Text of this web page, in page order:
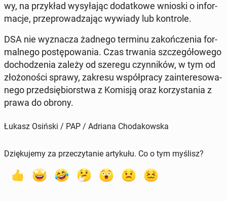
wy, na przy­kład wy­sy­ła­jąc do­dat­ko­we wnioski o in­for­
ma­cje, prze­pro­wa­dza­jąc wywiady lub kon­tro­le.
DSA nie wy­zna­cza żadnego terminu za­koń­cze­nia for­
mal­ne­go po­stę­po­wa­nia. Czas trwania szcze­gó­ło­we­go
do­cho­dze­nia zależy od szeregu czyn­ni­ków, w tym od
zło­żo­no­ści sprawy, zakresu współ­pra­cy za­in­te­re­so­wa­
ne­go przed­się­bior­stwa z Komisją oraz ko­rzy­sta­nia z
prawa do obrony.
Łukasz Osiński / PAP / Adriana Chodakowska
Dziękujemy za przeczytanie artykułu. Co o tym myślisz?